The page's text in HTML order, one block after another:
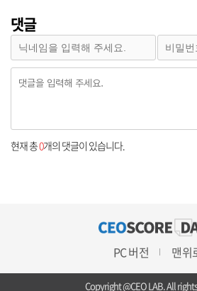
댓글
현재 총0개의 댓글이 있습니다.
PC 버전 맨위
Copyright @CEO LAB. All